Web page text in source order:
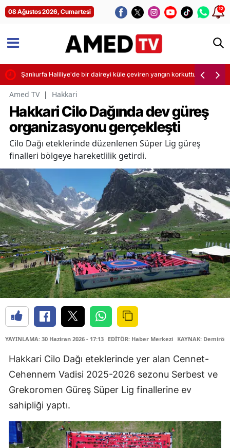
08 Ağustos 2026, Cumartesi 12
Şanlıurfa Haliliye'de bir daireyi küle çeviren yangın korkuttu
Amed TV | Hakkari
Hakkari Cilo Dağında dev güreş
organizasyonu gerçekleşti
Cilo Dağı eteklerinde düzenlenen Süper Lig güreş
finalleri bölgeye hareketlilik getirdi.
YAYINLAMA: 30 Haziran 2026 - 17:13 EDİTÖR: Haber Merkezi KAYNAK:
Hakkari Cilo Dağı eteklerinde yer alan Cennet-
Cehennem Vadisi 2025-2026 sezonu Serbest ve
Grekoromen Güreş Süper Lig finallerine ev
sahipliği yaptı.